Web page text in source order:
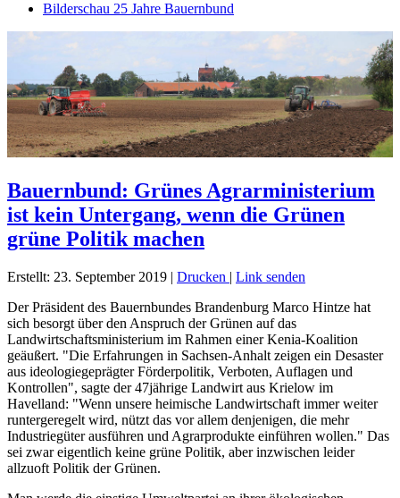
Bilderschau 25 Jahre Bauernbund
Bauernbund: Grünes Agrarministerium
ist kein Untergang, wenn die Grünen
grüne Politik machen
Erstellt: 23. September 2019 | Drucken | Link senden
Der Präsident des Bauernbundes Brandenburg Marco Hintze hat
sich besorgt über den Anspruch der Grünen auf das
Landwirtschaftsministerium im Rahmen einer Kenia-Koalition
geäußert. "Die Erfahrungen in Sachsen-Anhalt zeigen ein Desaster
aus ideologiegeprägter Förderpolitik, Verboten, Auflagen und
Kontrollen", sagte der 47jährige Landwirt aus Krielow im
Havelland: "Wenn unsere heimische Landwirtschaft immer weiter
runtergeregelt wird, nützt das vor allem denjenigen, die mehr
Industriegüter ausführen und Agrarprodukte einführen wollen." Das
sei zwar eigentlich keine grüne Politik, aber inzwischen leider
allzuoft Politik der Grünen.